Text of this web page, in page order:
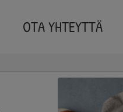
OTA YHTEYTTÄ